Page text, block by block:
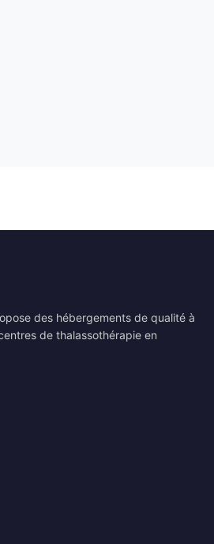
des hébergements de qualité à
de thalassothérapie en